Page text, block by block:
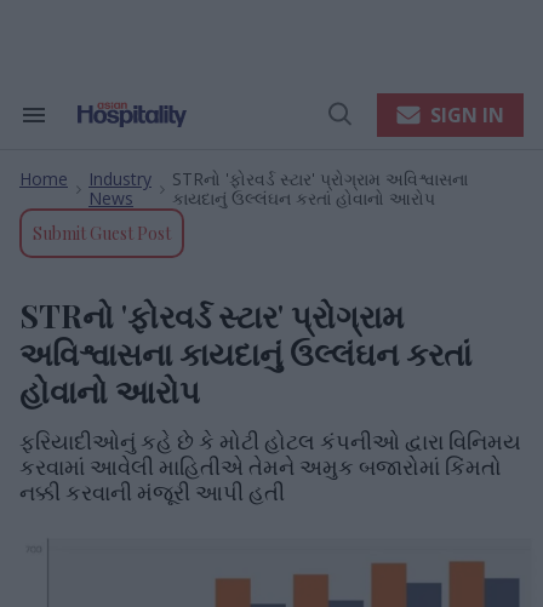
Search
Navigation
Open
SIGN IN
Home
Industry
News
STRનો 'ફોરવર્ડ સ્ટાર' પ્રોગ્રામ અવિશ્વાસના
કાયદાનું ઉલ્લંઘન કરતાં હોવાનો આરોપ
Submit Guest Post
STRનો 'ફોરવર્ડ સ્ટાર' પ્રોગ્રામ
અવિશ્વાસના કાયદાનું ઉલ્લંઘન કરતાં
હોવાનો આરોપ
ફરિયાદીઓનું કહે છે કે મોટી હોટલ કંપનીઓ દ્વારા વિનિમય
કરવામાં આવેલી માહિતીએ તેમને અમુક બજારોમાં કિંમતો
નક્કી કરવાની મંજૂરી આપી હતી